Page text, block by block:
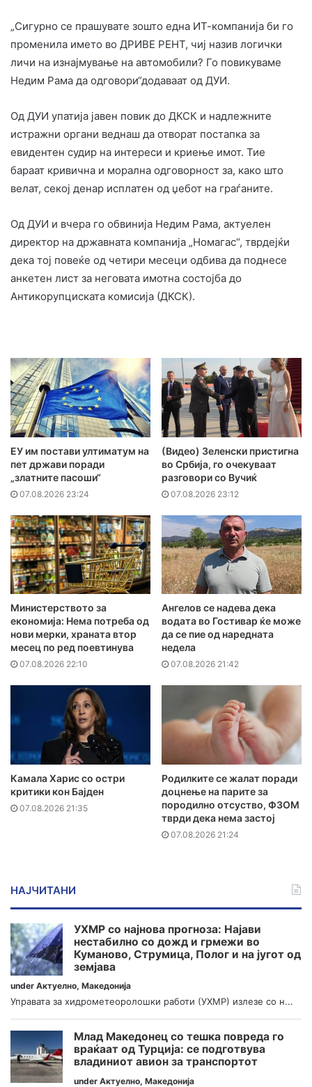
„Сигурно се прашувате зошто една ИТ-компанија би го
променила името во ДРИВЕ РЕНТ, чиј назив логички
личи на изнајмување на автомобили? Го повикуваме
Недим Рама да одговори“додаваат од ДУИ.
Од ДУИ упатија јавен повик до ДКСК и надлежните
истражни органи веднаш да отворат постапка за
евидентен судир на интереси и криење имот. Тие
бараат кривична и морална одговорност за, како што
велат, секој денар исплатен од џебот на граѓаните.
Од ДУИ и вчера го обвинија Недим Рама, актуелен
директор на државната компанија „Номагас“, тврдејќи
дека тој повеќе од четири месеци одбива да поднесе
анкетен лист за неговата имотна состојба до
Антикорупциската комисија (ДКСК).
ЕУ им постави ултиматум на
пет држави поради
„златните пасоши“
07.08.2026 23:24
(Видео) Зеленски пристигна
во Србија, го очекуваат
разговори со Вучиќ
07.08.2026 23:12
Министерството за
економија: Нема потреба од
нови мерки, храната втор
месец по ред поевтинува
07.08.2026 22:10
Ангелов се надева дека
водата во Гостивар ќе може
да се пие од наредната
недела
07.08.2026 21:42
Камала Харис со остри
критики кон Бајден
07.08.2026 21:35
Родилките се жалат поради
доцнење на парите за
породилно отсуство, ФЗОМ
тврди дека нема застој
07.08.2026 21:24
НАЈЧИТАНИ
УХМР со најнова прогноза: Најави
нестабилно со дожд и грмежи во
Куманово, Струмица, Полог и на југот од
земјава
under Актуелно, Македонија
Управата за хидрометеоролошки работи (УХМР) излезе со н...
Млад Македонец со тешка повреда го
враќаат од Турција: се подготвува
владиниот авион за транспортот
under Актуелно, Македонија